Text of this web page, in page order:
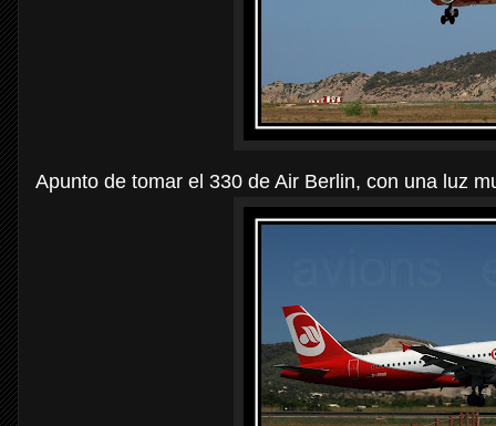
Apunto de tomar el 330 de Air Berlin, con una luz